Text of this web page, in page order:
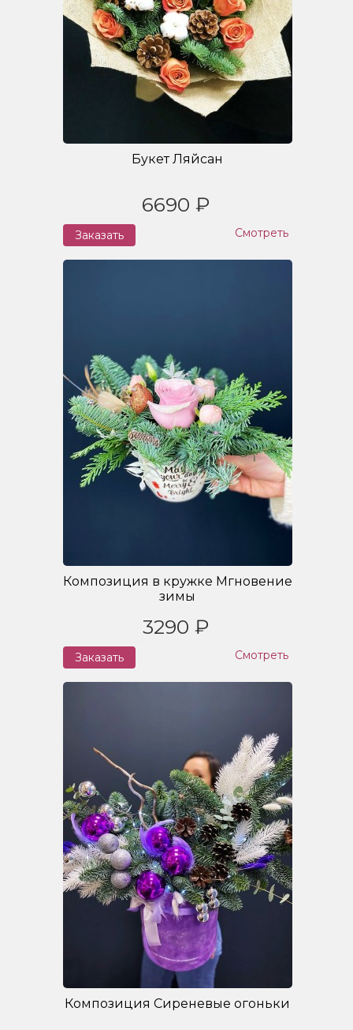
Букет Ляйсан
6690 ₽
Заказать Смотреть
Композиция в кружке Мгновение
зимы
3290 ₽
Заказать Смотреть
Композиция Сиреневые огоньки